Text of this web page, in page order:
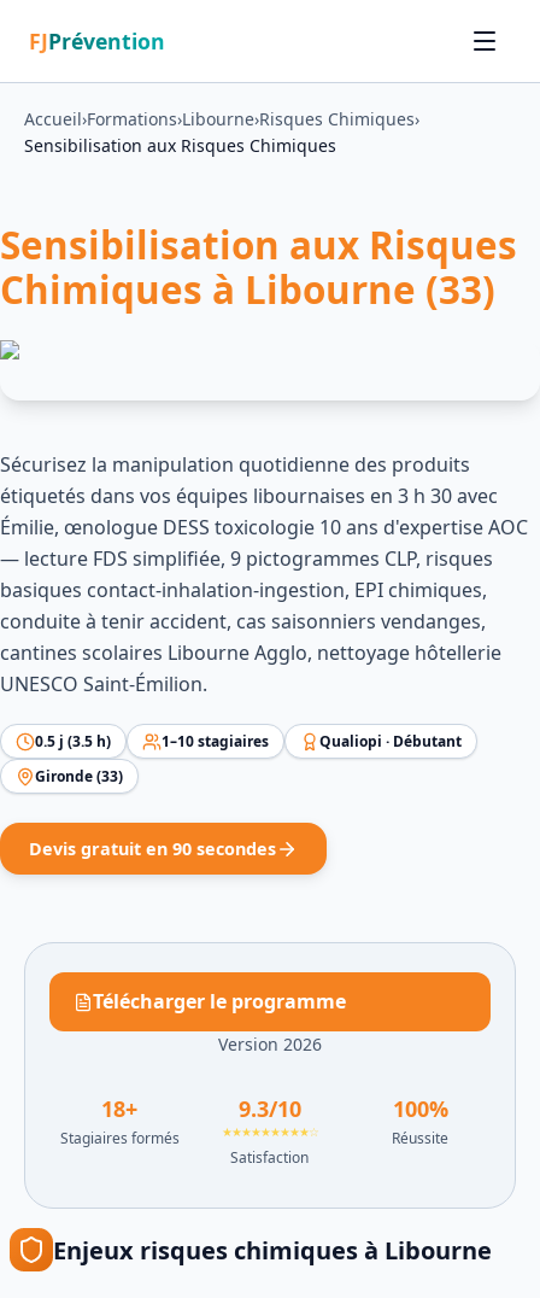
FJPrévention
Accueil›Formations›Libourne›Risques Chimiques›
Sensibilisation aux Risques Chimiques
Sensibilisation aux Risques
Chimiques à Libourne (33)
Sécurisez la manipulation quotidienne des produits
étiquetés dans vos équipes libournaises en 3 h 30 avec
Émilie, œnologue DESS toxicologie 10 ans d'expertise AOC
— lecture FDS simplifiée, 9 pictogrammes CLP, risques
basiques contact-inhalation-ingestion, EPI chimiques,
conduite à tenir accident, cas saisonniers vendanges,
cantines scolaires Libourne Agglo, nettoyage hôtellerie
UNESCO Saint-Émilion.
0.5 j (3.5 h) 1–10stagiaires Qualiopi · Débutant
Gironde(33)
Devis gratuit en 90 secondes
Télécharger le programme
Version 2026
18+
Stagiaires formés
9.3/10
★★★★★★★★★☆
Satisfaction
100%
Réussite
Enjeux risques chimiquesà Libourne